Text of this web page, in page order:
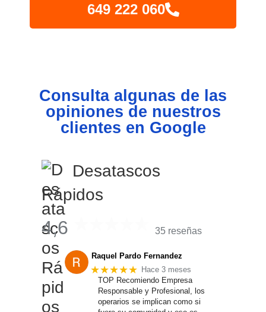
649 222 060
Consulta algunas de las
opiniones de nuestros
clientes en Google
Desatascos
Rápidos
4,6 35 reseñas
Raquel Pardo Fernandez
★★★★★ Hace 3 meses
TOP Recomiendo Empresa
Responsable y Profesional, los
operarios se implican como si